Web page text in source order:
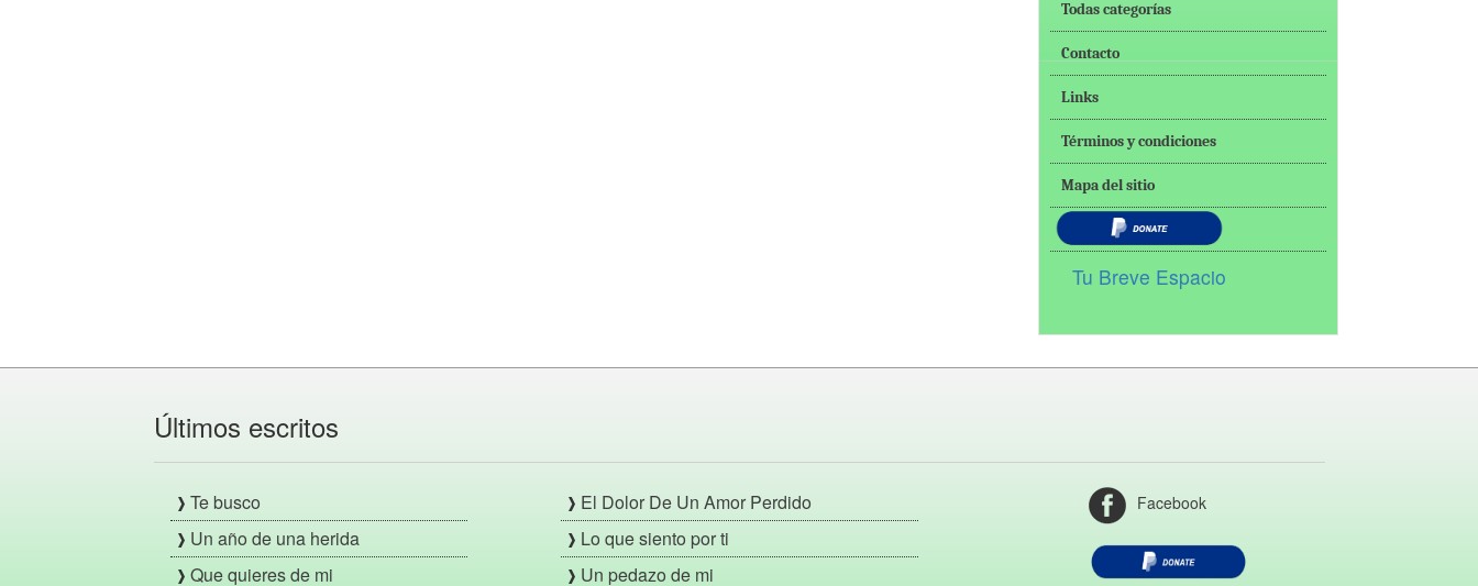
Todas categorías
Contacto
Links
Términos y condiciones
Mapa del sitio
Tu Breve Espacio
Últimos escritos
Te busco
Un año de una herida
Que quieres de mi
El Dolor De Un Amor Perdido
Lo que siento por ti
Un pedazo de mi
Facebook